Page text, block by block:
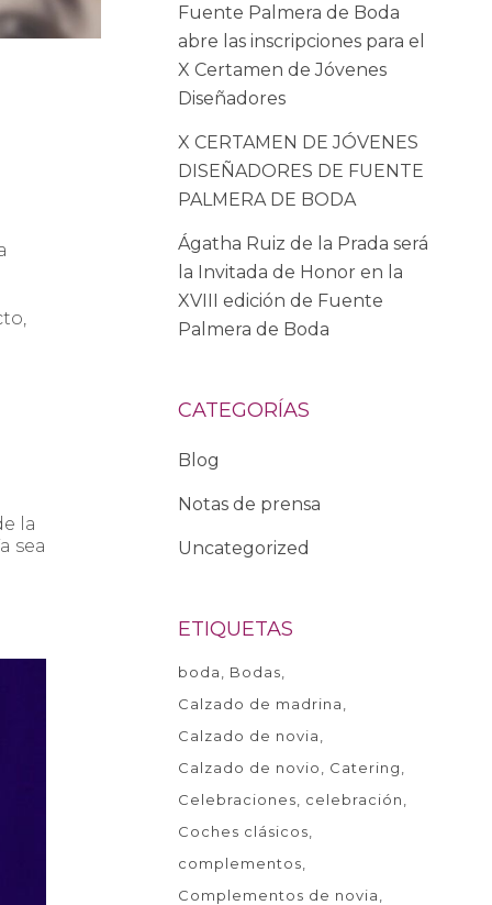
la
sea
Fuente Palmera de Boda
abre las inscripciones para el
X Certamen de Jóvenes
Diseñadores
X CERTAMEN DE JÓVENES
DISEÑADORES DE FUENTE
PALMERA DE BODA
Ágatha Ruiz de la Prada será
la Invitada de Honor en la
XVIII edición de Fuente
Palmera de Boda
CATEGORÍAS
Blog
Notas de prensa
Uncategorized
ETIQUETAS
boda
Bodas
Calzado de madrina
Calzado de novia
Calzado de novio
Catering
Celebraciones
celebración
Coches clásicos
complementos
Complementos de novia